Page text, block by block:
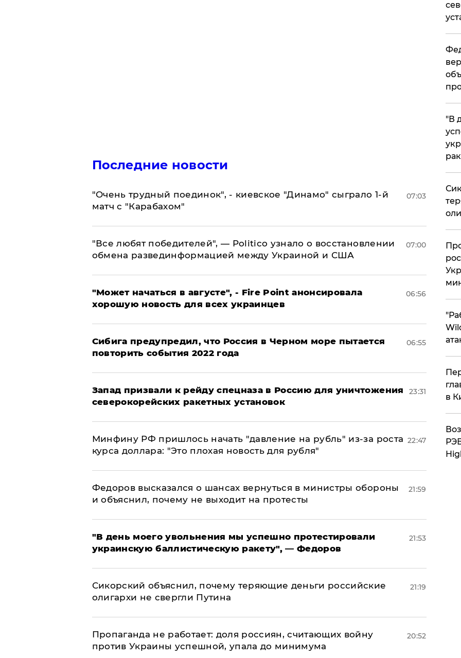
Последние новости
"Очень трудный поединок", - киевское "Динамо" сыграло 1-й
матч с "Карабахом"
07:03
​"Все любят победителей", — Politico узнало о восстановлении
обмена развединформацией между Украиной и США
07:00
"Может начаться в августе", - Fire Point анонсировала
хорошую новость для всех украинцев
06:56
Сибига предупредил, что Россия в Черном море пытается
повторить события 2022 года
06:55
Запад призвали к рейду спецназа в Россию для уничтожения
северокорейских ракетных установок
23:31
Минфину РФ пришлось начать "давление на рубль" из-за роста
курса доллара: "Это плохая новость для рубля"
22:47
Федоров высказался о шансах вернуться в министры обороны
и объяснил, почему не выходит на протесты
21:59
​"В день моего увольнения мы успешно протестировали
украинскую баллистическую ракету", — Федоров
21:53
Сикорский объяснил, почему теряющие деньги российские
олигархи не свергли Путина
21:19
​Пропаганда не работает: доля россиян, считающих войну
против Украины успешной, упала до минимума
20:52
​"В
в